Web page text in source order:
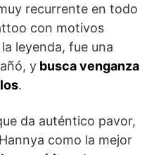
recurrente en todo
con motivos
leyenda, fue una
y busca venganza
.
da auténtico pavor,
como la mejor